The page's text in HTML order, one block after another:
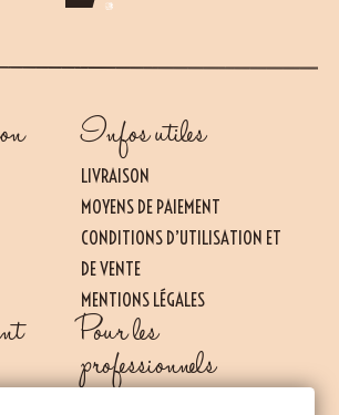
Infos utiles
LIVRAISON
MOYENS DE PAIEMENT
CONDITIONS D’UTILISATION ET
DE VENTE
MENTIONS LÉGALES
Pour les
professionnels
AU BON FONCTIONNEMENT DU SITE. ILS NE